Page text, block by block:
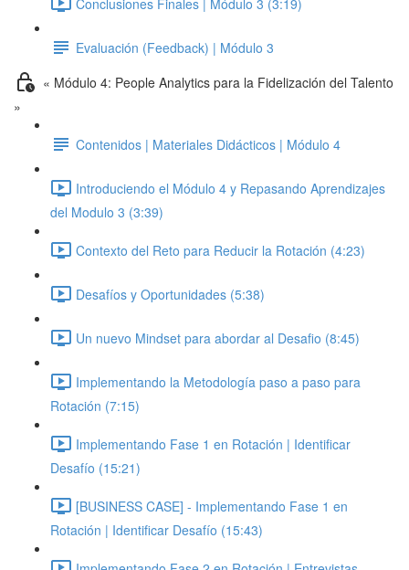
Evaluación (Feedback) | Módulo 3
« Módulo 4: People Analytics para la Fidelización del Talento
»
Contenidos | Materiales Didácticos | Módulo 4
Introduciendo el Módulo 4 y Repasando Aprendizajes
del Modulo 3 (3:39)
Contexto del Reto para Reducir la Rotación (4:23)
Desafíos y Oportunidades (5:38)
Un nuevo Mindset para abordar al Desafio (8:45)
Implementando la Metodología paso a paso para
Rotación (7:15)
Implementando Fase 1 en Rotación | Identificar
Desafío (15:21)
[BUSINESS CASE] - Implementando Fase 1 en
Rotación | Identificar Desafío (15:43)